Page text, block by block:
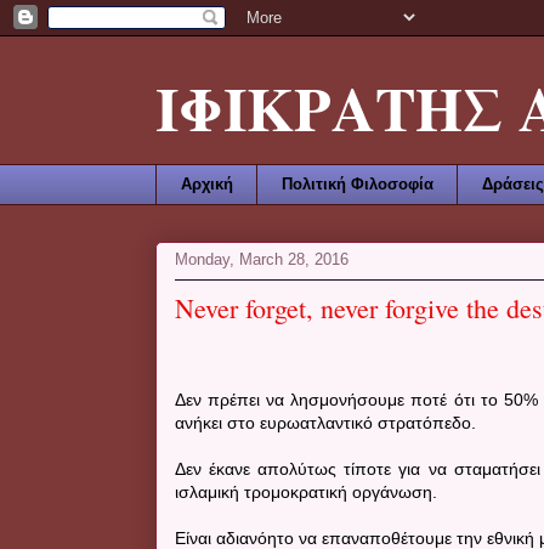
ΙΦΙΚΡΑΤΗΣ
Αρχική Πολιτική Φιλοσοφία Δράσεις
Monday, March 28, 2016
Never forget, never forgive the
Δεν πρέπει να λησμονήσουμε ποτέ ότι το
ανήκει στο ευρωατλαντικό στρατόπεδο.
Δεν έκανε απολύτως τίποτε για να
ισλαμική τρομοκρατική οργάνωση.
Είναι αδιανόητο να επαναποθέτουμε την